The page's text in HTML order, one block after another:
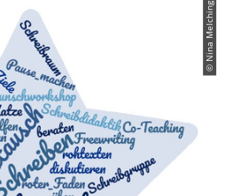
© Nina Melching